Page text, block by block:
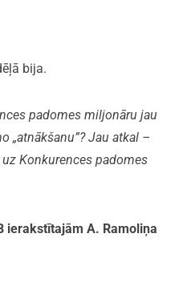
bija.
padomes miljonāru jau
„atnākšanu”? Jau atkal –
Konkurences padomes
ierakstītajām A. Ramoliņa